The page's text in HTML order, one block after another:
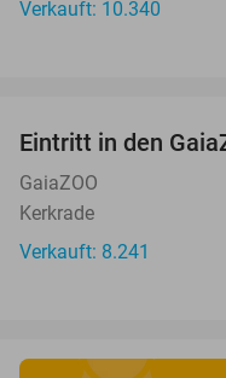
Verkauft: 10.340
Eintritt in den
GaiaZOO
Kerkrade
Verkauft: 8.241